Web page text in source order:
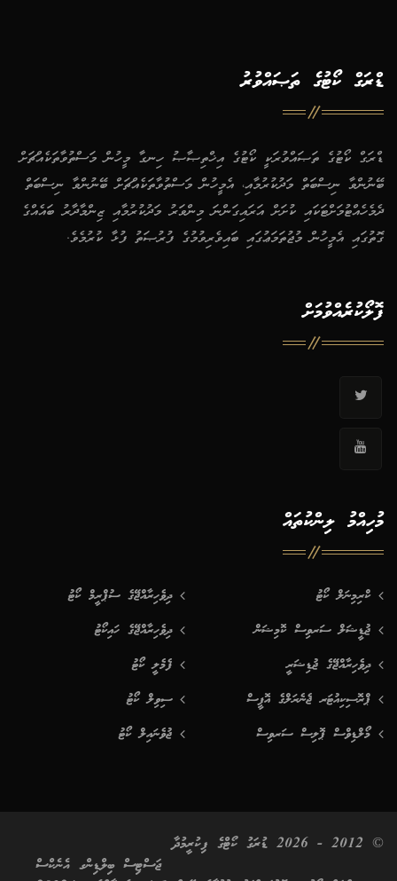
ޑްރަގް ކޯޓުގެ ތަޞައްވުރު
ޑްރަގް ކޯޓުގެ ތަޞައްވުރަކީ ކޯޓުގެ އިޚްތިޞާޞު ހިނގާ މީހުން މަސްތުވާތަކެއްޗަށް
ބޭނުންވާ ނިސްބަތް މަދުކުރުމާއި، އެމީހުން މަސްތުވާތަކެއްޗަށް ބޭނުންވާ ނިސްބަތް
ދެމެހެއްޓުމަށްޓަކައި ކުށަށް އަރައިގަންނަ މިންވަރު މަދުކުރުމާއި ޒިންމާދާރު ބައެއްގެ
ގޮތުގައި އެމީހުން މުޖުތަމަޢުގައި ބައިވެރިވުމުގެ ފުރުޞަތު ފުޅާ ކުރުމެވެ.
ފޮލޯކުރެއްވުމަށް
މުހިއްމު ލިންކުތައް
ދިވެހިރާއްޖޭގެ ސުޕްރީމް ކޯޓު
ދިވެހިރާއްޖޭގެ ހައިކޯޓު
ފެމެލީ ކޯޓު
ސިވިލް ކޯޓު
ޖުވެނައިލް ކޯޓު
ކްރިމިނަލް ކޯޓު
ޖުޑީޝަލް ސަރވިސް ކޮމިޝަން
ދިވެހިރާއްޖޭގެ ޖުޑިޝަރީ
ޕްރޮސިކިއުޓަރ ޖެނެރަލްގެ އޮފީސް
މޯލްޑިވްސް ޕޮލިސް ސަރވިސް
© 2012 - 2026 ޑުރަގު ކޯޓްގެ ފިކުރީމުދާ
ޖަސްޓިސް ބިލްޑިންގ އެނެކްސް